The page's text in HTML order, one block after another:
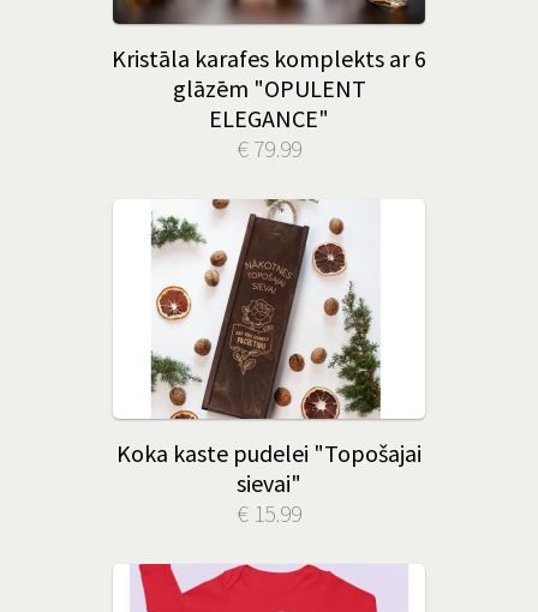
Kristāla karafes komplekts ar 6
glāzēm "OPULENT
ELEGANCE"
€ 79.99
Koka kaste pudelei "Topošajai
sievai"
€ 15.99